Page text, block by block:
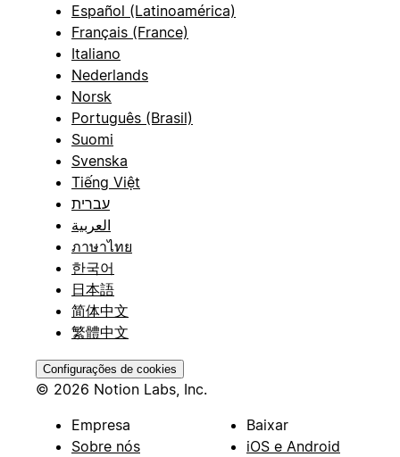
Español (Latinoamérica)
Français (France)
Italiano
Nederlands
Norsk
Português (Brasil)
Suomi
Svenska
Tiếng Việt
עברית
العربية
ภาษาไทย
한국어
日本語
简体中文
繁體中文
Configurações de cookies
© 2026 Notion Labs, Inc.
Empresa
Sobre nós
Baixar
iOS e Android